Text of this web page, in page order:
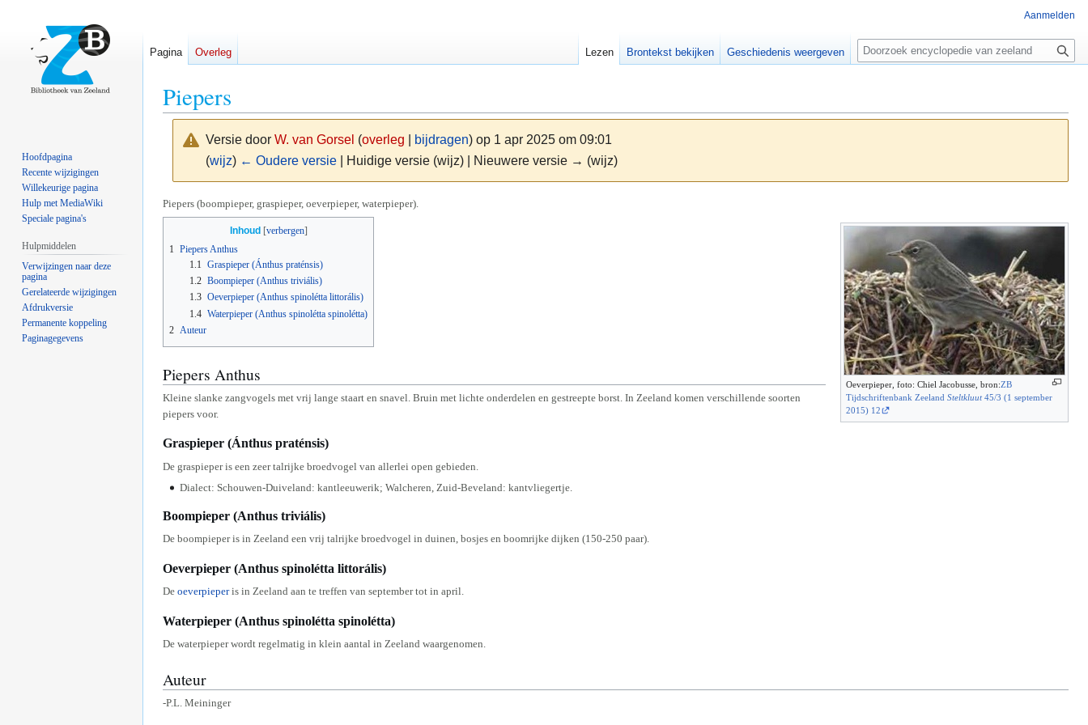
Piepers
Versie door W. van Gorsel (overleg bijdragen)op 1 apr 2025 om 09:01
(wijz) ← Oudere versie| Huidige versie (wijz) | Nieuwere versie → (wijz)
Naar
navigatie
Naar
zoeken
Piepers (boompieper, graspieper, oeverpieper, waterpieper).
Oeverpieper, foto: Chiel Jacobusse, bron:ZB
Tijdschriftenbank Zeeland Steltkluut45/3 (1 september
2015) 12
Inhoud
1 Piepers Anthus
1.1 Graspieper (Ánthus praténsis)
1.2 Boompieper (Anthus triviális)
1.3 Oeverpieper (Anthus spinolétta littorális)
1.4 Waterpieper (Anthus spinolétta spinolétta)
2 Auteur
Piepers Anthus
Kleine slanke zangvogels met vrij lange staart en snavel. Bruin met lichte onderdelen en gestreepte borst. In Zeeland komen verschillende soorten
piepers voor.
Graspieper (Ánthus praténsis)
De graspieper is een zeer talrijke broedvogel van allerlei open gebieden.
Dialect: Schouwen-Duiveland: kantleeuwerik; Walcheren, Zuid-Beveland: kantvliegertje.
Boompieper (Anthus triviális)
De boompieper is in Zeeland een vrij talrijke broedvogel in duinen, bosjes en boomrijke dijken (150-250 paar).
Oeverpieper (Anthus spinolétta littorális)
De oeverpieperis in Zeeland aan te treffen van september tot in april.
Waterpieper (Anthus spinolétta spinolétta)
De waterpieper wordt regelmatig in klein aantal in Zeeland waargenomen.
Auteur
-P.L. Meininger
Aanmelden
Pagina Overleg Lezen Brontekst bekijken Geschiedenis weergeven
Z
e
Hoofdpagina
Recente wijzigingen
Willekeurige pagina
Hulp met MediaWiki
Speciale pagina's
Hulpmiddelen
Verwijzingen naar deze
pagina
Gerelateerde wijzigingen
Afdrukversie
Permanente koppeling
Paginagegevens